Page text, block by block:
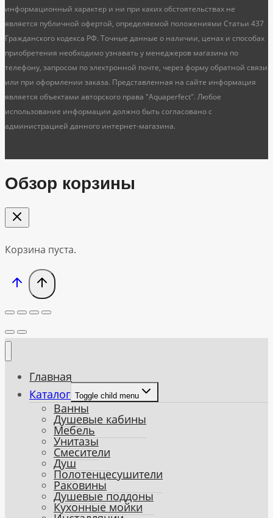
информационный характер и ни при каких обстоятельствах не
является публичной офертой, определяемой положениями Статьи 437
Гражданского кодекса РФ. Точные данные о наличии, ценах и способах
приобретения необходимо узнавать у менеджеров магазина по
телефону, запросом по электронной почте, через форму обратной связи
или при оформлении заказа. Представленная на сайте информация
является объектами авторского права "Aquaperfect". Любое
использование информации должно быть согласовано с
администрацией данного интернет-магазина.
Обзор корзины
Корзина пуста.
Главная
Каталог Toggle child menu
Ванны
Душевые кабины
Мебель
Унитазы
Смесители
Душ
Полотенцесушители
Раковины
Душевые поддоны
Кухонные мойки